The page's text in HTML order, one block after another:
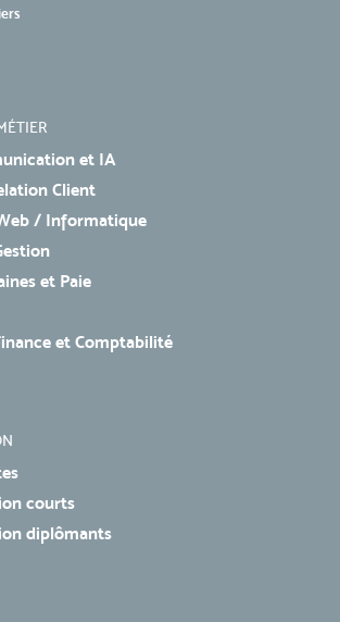
et IA
Client
/ Informatique
et Paie
et Comptabilité
courts
diplômants